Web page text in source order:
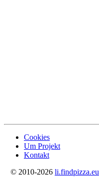
Cookies
Um Projekt
Kontakt
© 2010-2026 li.findpizza.eu